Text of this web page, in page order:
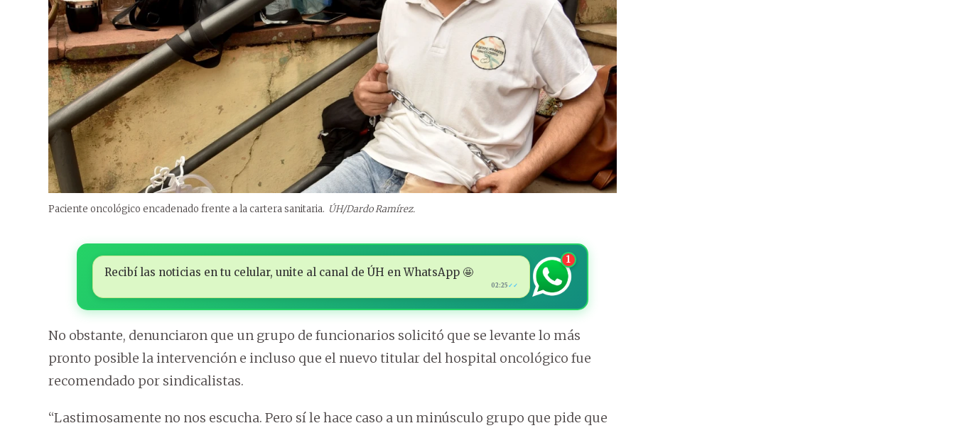
Paciente oncológico encadenado frente a la cartera sanitaria. ÚH/Dardo Ramírez.
Recibí las noticias en tu celular, unite al canal de ÚH en WhatsApp 🤩
02:25 ✓✓
1
No obstante, denunciaron que un grupo de funcionarios solicitó que se levante lo más
pronto posible la intervención e incluso que el nuevo titular del hospital oncológico fue
recomendado por sindicalistas.
“Lastimosamente no nos escucha. Pero sí le hace caso a un minúsculo grupo que pide que